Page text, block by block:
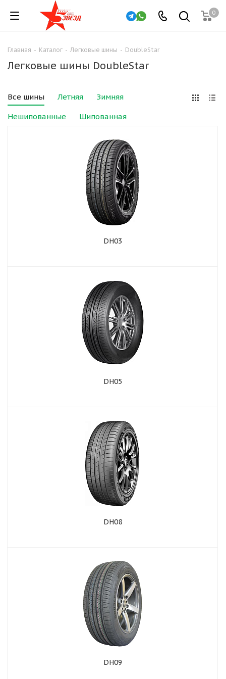
0
Главная - Каталог - Легковые шины - DoubleStar
Легковые шины DoubleStar
Все шины Летняя Зимняя
Нешипованные Шипованная
DH03
DH05
DH08
DH09